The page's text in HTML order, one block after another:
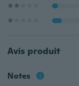
Avis produit
Notes